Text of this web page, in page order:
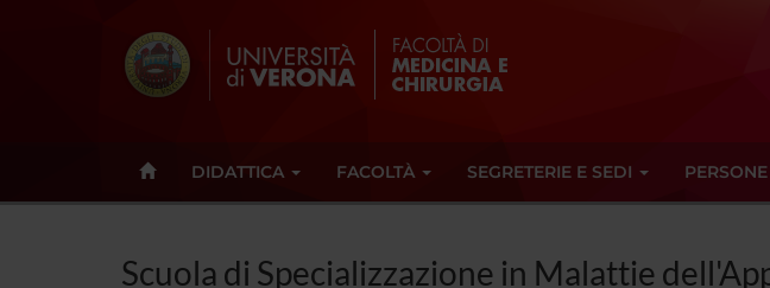
DIDATTICA FACOLTÀ SEGRETERIE E SEDI PERSONE
Scuola di Specializzazione in Malattie